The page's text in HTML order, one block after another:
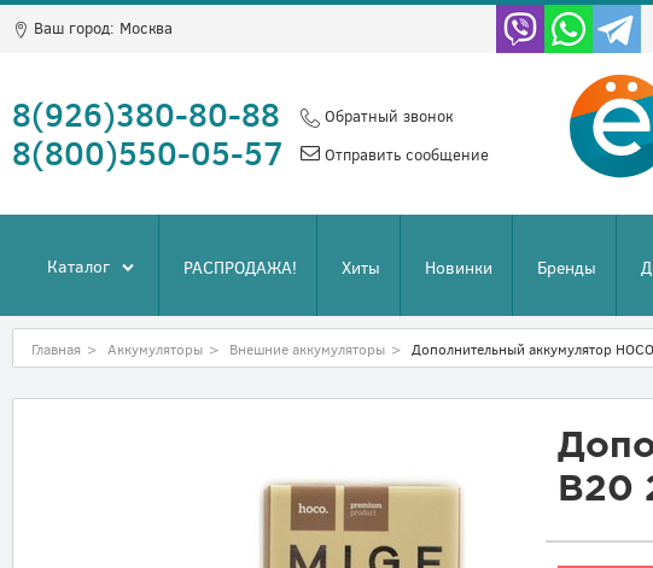
Ваш город: Москва
8(926)380-80-88
8(800)550-05-57
Обратный звонок
Отправить сообщение
Каталог РАСПРОДАЖА! Хиты Новинки Бренды
Главная > Аккумуляторы > Внешние аккумуляторы > Дополнительный аккумулятор
B20